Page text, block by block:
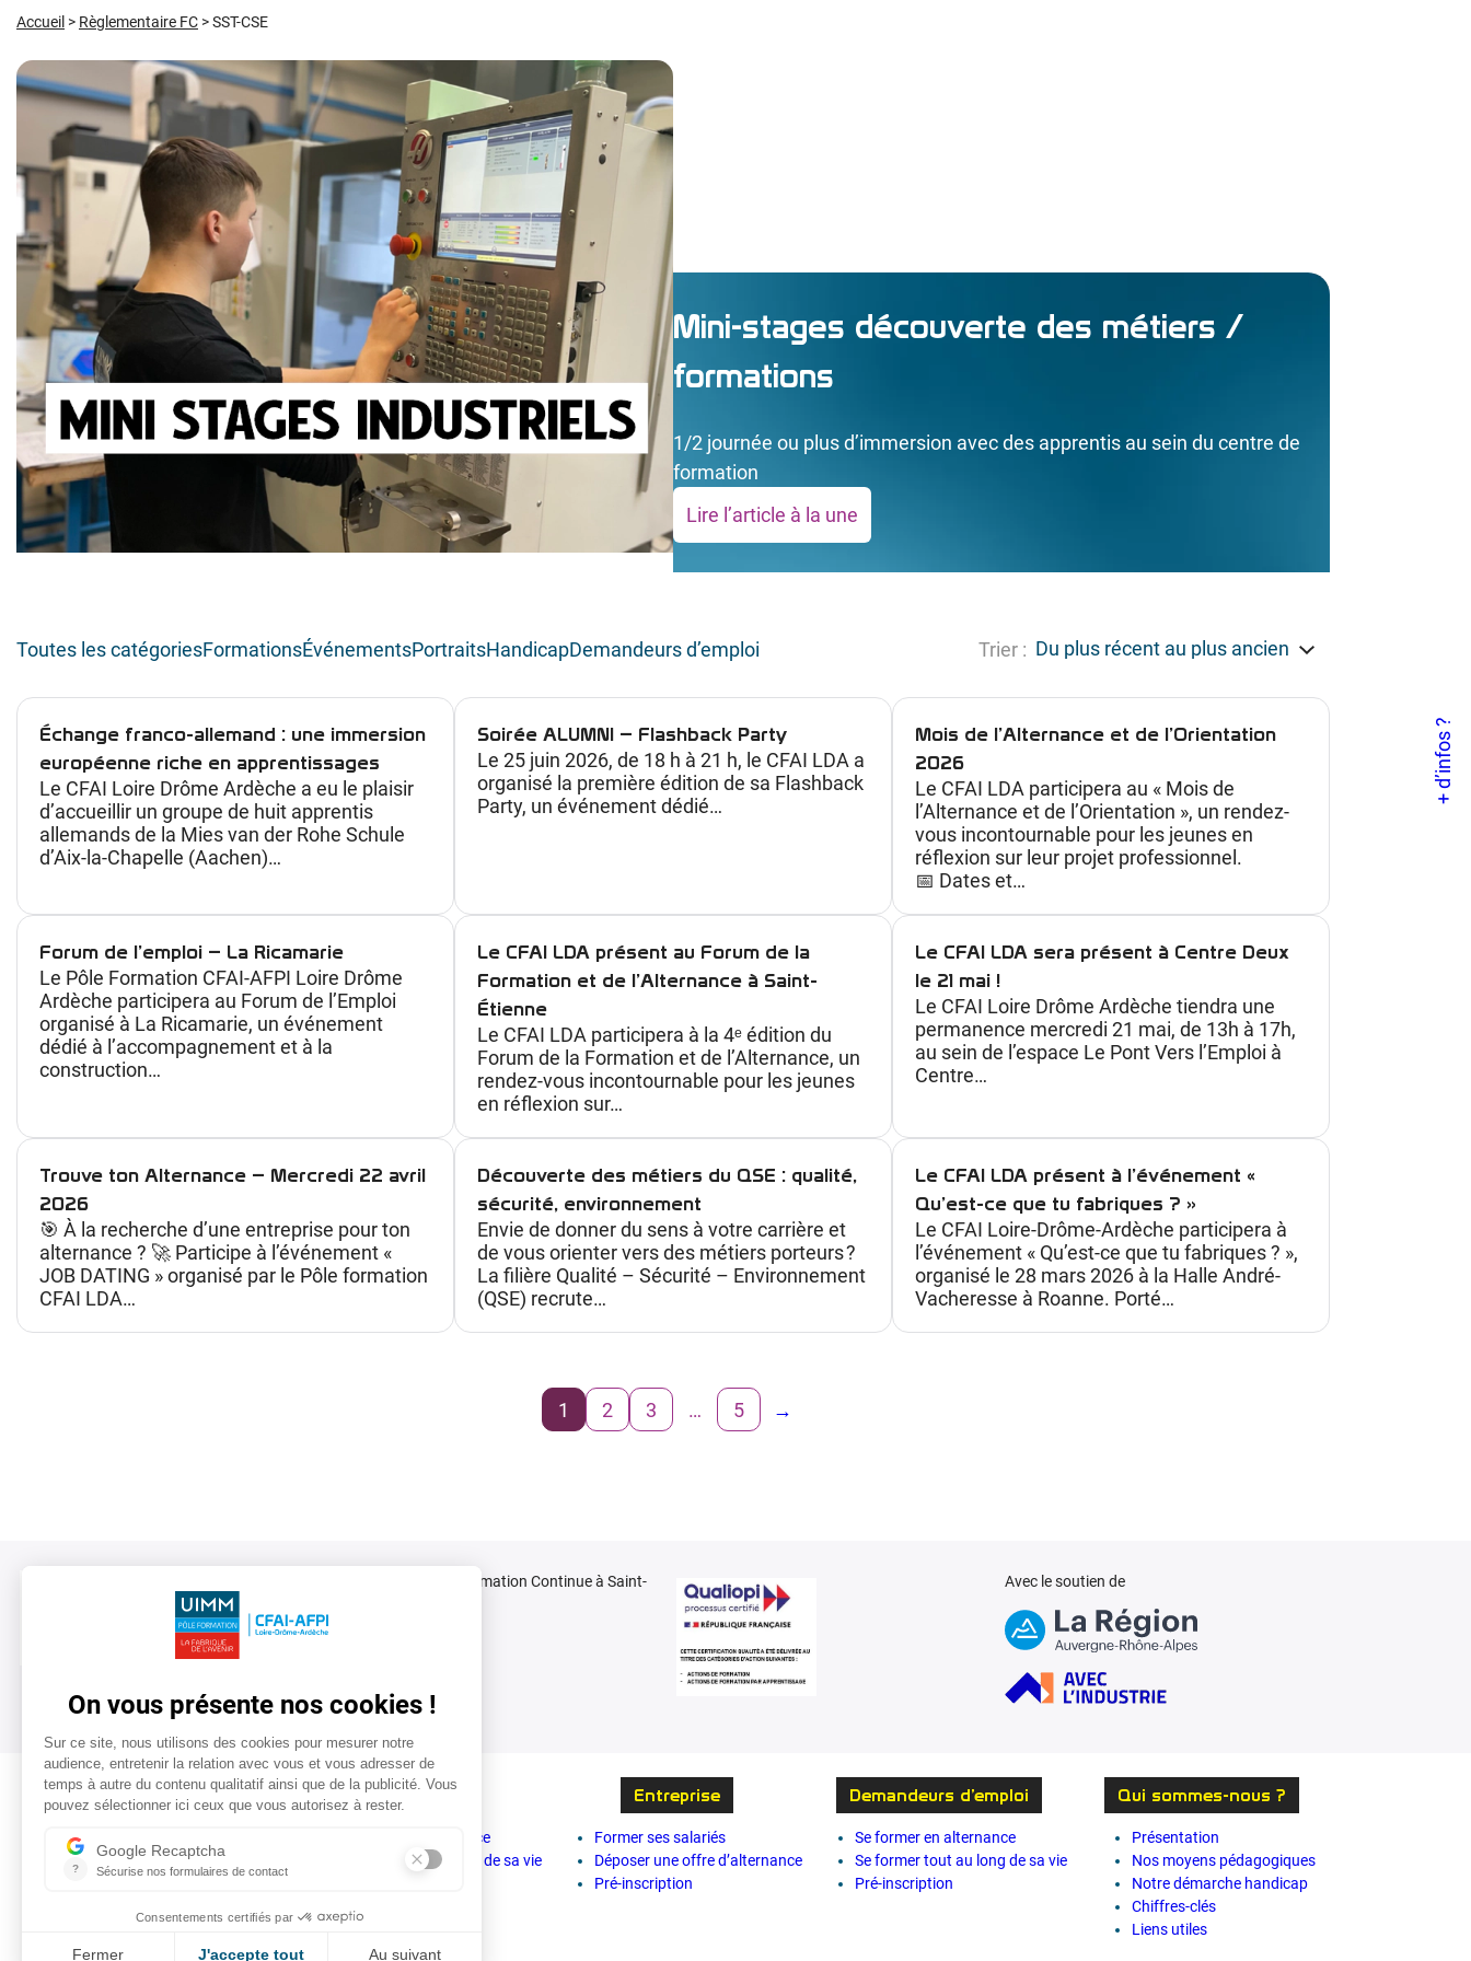
Accueil > Règlementaire FC >SST-CSE
Mini-stages découverte des métiers /
formations
1/2 journée ou plus d’immersion avec des apprentis au sein du centre de
formation
Lire l’article à la une
:
M
a
t
m
s
Toutes les catégoriesFormationsÉvénementsPortraitsHandicapDemandeurs d’emploi Trier :
Échange franco-allemand : une immersion
européenne riche en apprentissages
Le CFAI Loire Drôme Ardèche a eu le plaisir
d’accueillir un groupe de huit apprentis
allemands de la Mies van der Rohe Schule
d’Aix-la-Chapelle (Aachen)…
Soirée ALUMNI – Flashback Party
Le 25 juin 2026, de 18 h à 21 h, le CFAI LDA a
organisé la première édition de sa Flashback
Party, un événement dédié…
Mois de l’Alternance et de l’Orientation
2026
Le CFAI LDA participera au « Mois de
l’Alternance et de l’Orientation », un rendez-
vous incontournable pour les jeunes en
réflexion sur leur projet professionnel.
📅 Dates et…
Forum de l’emploi – La Ricamarie
Le Pôle Formation CFAI-AFPI Loire Drôme
Ardèche participera au Forum de l’Emploi
organisé à La Ricamarie, un événement
dédié à l’accompagnement et à la
construction…
Le CFAI LDA présent au Forum de la
Formation et de l’Alternance à Saint-
Étienne
Le CFAI LDA participera à la 4ᵉ édition du
Forum de la Formation et de l’Alternance, un
rendez-vous incontournable pour les jeunes
en réflexion sur…
Le CFAI LDA sera présent à Centre Deux
le 21 mai !
Le CFAI Loire Drôme Ardèche tiendra une
permanence mercredi 21 mai, de 13h à 17h,
au sein de l’espace Le Pont Vers l’Emploi à
Centre…
Trouve ton Alternance – Mercredi 22 avril
2026
🎯 À la recherche d’une entreprise pour ton
alternance ? 🚀 Participe à l’événement «
JOB DATING » organisé par le Pôle formation
CFAI LDA…
Découverte des métiers du QSE : qualité,
sécurité, environnement
Envie de donner du sens à votre carrière et
de vous orienter vers des métiers porteurs ?
La filière Qualité – Sécurité – Environnement
(QSE) recrute…
Le CFAI LDA présent à l’événement «
Qu’est-ce que tu fabriques ? »
Le CFAI Loire-Drôme-Ardèche participera à
l’événement « Qu’est-ce que tu fabriques ? »,
organisé le 28 mars 2026 à la Halle André-
Vacheresse à Roanne. Porté…
1 2 3 … 5 →
Centre de formation en Alternance, Apprentissage et Formation Continue à Saint-
Étienne, Roanne et Valence (PF LDA)
TikTok Facebook
Avec le soutien de
Jeunes/étudiants
L’alternance
Salariés
Se former en alternance
Se former tout au long de sa vie
Entreprise
Former ses salariés
Déposer une offre d’alternance
Pré-inscription
Demandeurs d’emploi
Se former en alternance
Se former tout au long de sa vie
Pré-inscription
Qui sommes-nous ?
Présentation
Nos moyens pédagogiques
Notre démarche handicap
Chiffres-clés
Liens utiles
+ d’infos ?